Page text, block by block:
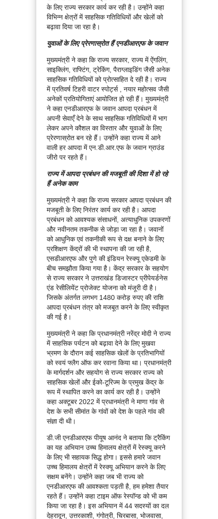
के लिए राज्य सरकार कार्य कर रही है। उन्होंने कहा
विभिन्न क्षेत्रों में साहसिक गतिविधियों और खेलों को
बढ़ावा दिया जा रहा है।
युवाओं के लिए प्रेरणास्रोत हैं एनडीआरएफ के जवान
मुख्यमंत्री ने कहा कि राज्य सरकार, राज्य में ऐंगलिंग,
साइक्लिंग, राफ्टिंग, ट्रेकिंग, पैराग्लाइडिंग जैसी अनेक
साहसिक गतिविधियों को प्रोत्साहित दे रही है। राज्य
में प्रतिवर्ष टिहरी वाटर स्पोर्ट्स , नयार महोत्सव जैसी
अनेकों प्रतियोगिताएं आयोजित हो रही हैं। मुख्यमंत्री
ने कहा एनडीआरएफ के जवान आपदा प्रबंधन में
अपनी सेवाएँ देने के साथ साहसिक गतिविधियों में भाग
लेकर अपने कौशल का विस्तार और युवाओं के लिए
प्रेरणास्रोत बन रहे हैं। उन्होंने कहा राज्य में आने
वाली हर आपदा में एन.डी.आर.एफ के जवान ग्राउंड
जीरो पर रहते हैं।
राज्य में आपदा प्रबंधन की मजबूती की दिशा में हो रहे
हैं अनेक काम
मुख्यमंत्री ने कहा कि राज्य सरकार आपदा प्रबंधन की
मजबूती के लिए निरंतर कार्य कर रही है। आपदा
प्रबंधन को आवश्यक संसाधनों, अत्याधुनिक उपकरणों
और नवीनतम तकनीक से जोड़ा जा रहा है। जवानों
को आधुनिक एवं तकनीकी रूप से दक्ष बनाने के लिए
प्रशिक्षण केंद्रों की भी स्थापना की जा रही है,
एसडीआरएफ और पुणे की इंडियन रेस्क्यू एकेडमी के
बीच समझौता किया गया है। केंद्र सरकार के सहयोग
से राज्य सरकार ने उत्तराखंड डिजास्टर प्रीपेयर्डनेस
एंड रेसीलियेंट प्रोजेक्ट योजना को मंजूरी दी है।
जिसके अंतर्गत लगभग 1480 करोड़ रुपए की राशि
आपदा प्रबंधन तंत्र को मजबूत करने के लिए स्वीकृत
की गई है।
मुख्यमंत्री ने कहा कि प्रधानमंत्री नरेंद्र मोदी ने राज्य
में साहसिक पर्यटन को बढ़ावा देने के लिए मुखवा
भ्रमण के दौरान कई साहसिक खेलों के प्रतिभागियों
को स्वयं फ्लैग ऑफ कर रवाना किया था। प्रधानमंत्री
के मार्गदर्शन और सहयोग से राज्य सरकार राज्य को
साहसिक खेलों और ईको-टूरिज्म के प्रमुख केंद्र के
रूप में स्थापित करने का कार्य कर रही है। उन्होंने
कहा अक्टूबर 2022 में प्रधानमंत्री ने माणा गांव से
देश के सभी सीमांत के गांवों को देश के पहले गांव की
संज्ञा दी थी।
डी.जी एनडीआरएफ पीयूष आनंद ने बताया कि ट्रैकिंग
का यह अभियान उच्च हिमालय क्षेत्रों में रेस्क्यू करने
के लिए भी सहायक सिद्ध होगा। इससे हमारे जवान
उच्च हिमालय क्षेत्रों में रेस्क्यू अभियान करने के लिए
सक्षम बनेंगे। उन्होंने कहा जब भी राज्य को
एनडीआरएफ की आवश्कता पड़ती है, हम हमेशा तैयार
रहते हैं। उन्होंने कहा टाइम ऑफ रेस्पॉन्ड को भी कम
किया जा रहा है। इस अभियान में 44 सदस्यों का दल
देहरादून, उत्तरकाशी, गंगोत्री, चिरबासा, भोजवासा,